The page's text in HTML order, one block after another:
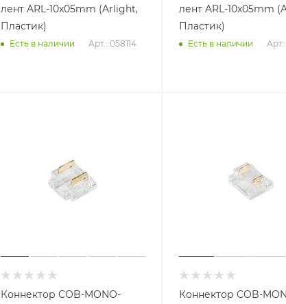
лент ARL-10x05mm (Arlight,
Пластик)
Есть в наличии Арт.: 058114
лент ARL-10x05mm
Пластик)
Есть в наличии
Коннектор COB-MONO-
Коннектор COB-